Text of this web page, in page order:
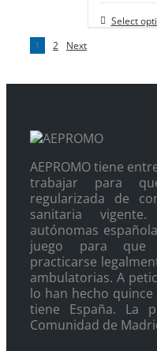
Select
1
2 Next
AEPROMO tiene
trabajar para
regularizada de
sanitaria
autónomas
juego para que
practicarse
ambulatorias. A
lo han hecho
tiene España. La
Comunidad de